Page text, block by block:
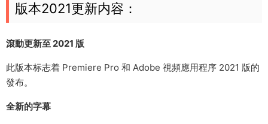
版本2021更新内容：
滾動更新至 2021 版
此版本标志着 Premiere Pro 和 Adobe 視頻應用程序 2021 版的
發布。
全新的字幕